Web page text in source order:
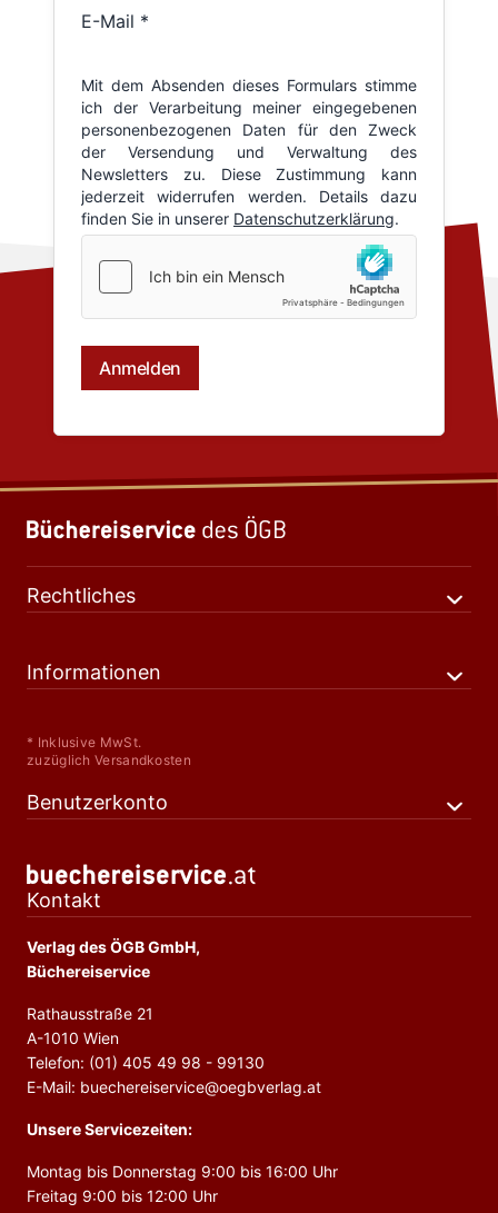
Rechtliches
Informationen
* Inklusive MwSt.
zuzüglich Versandkosten
Benutzerkonto
Kontakt
Verlag des ÖGB GmbH,
Büchereiservice
Rathausstraße 21
A-1010 Wien
Telefon: (01) 405 49 98 - 99130
E-Mail: buechereiservice@oegbverlag.at
Unsere Servicezeiten:
Montag bis Donnerstag 9:00 bis 16:00 Uhr
Freitag 9:00 bis 12:00 Uhr